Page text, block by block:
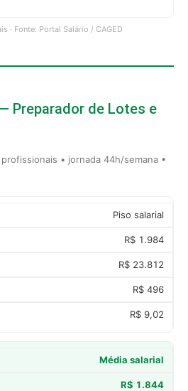
· Fonte: Portal Salário / CAGED
Preparador de Lotes e
• jornada 44h/semana •
Piso salarial
R$ 1.984
R$ 23.812
R$ 496
R$ 9,02
Média salarial
R$ 1.844